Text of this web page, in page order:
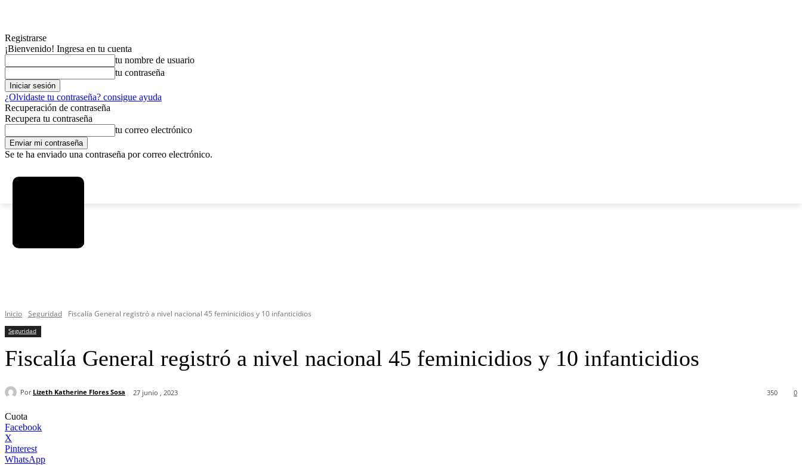
Registrarse
¡Bienvenido! Ingresa en tu cuenta
tu nombre de usuario
tu contraseña
¿Olvidaste tu contraseña? consigue ayuda
Recuperación de contraseña
Recupera tu contraseña
tu correo electrónico
Se te ha enviado una contraseña por correo electrónico.
Inicio Seguridad Fiscalía General registró a nivel nacional 45 feminicidios y 10 infanticidios
Seguridad
Fiscalía General registró a nivel nacional 45 feminicidios y 10 infanticidios
Por Lizeth Katherine Flores Sosa 27 junio , 2023 0
350
Cuota
Facebook
X
Pinterest
WhatsApp